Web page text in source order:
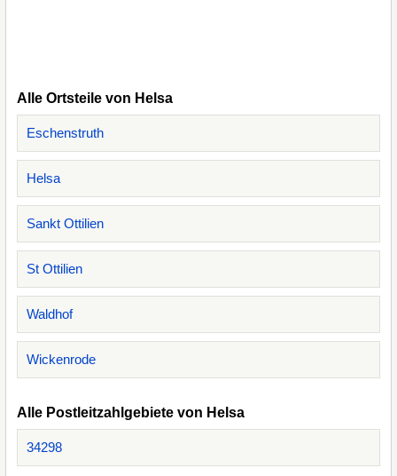
Alle Ortsteile von Helsa
Eschenstruth
Helsa
Sankt Ottilien
St Ottilien
Waldhof
Wickenrode
Alle Postleitzahlgebiete von Helsa
34298